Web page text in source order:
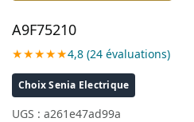
A9F75210
★★★★★4,8 (24 évaluations)
Choix Senia Electrique
UGS : a261e47ad99a